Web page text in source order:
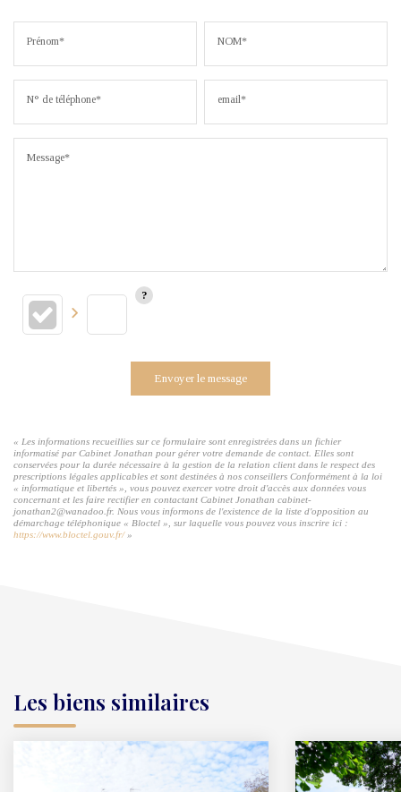
Prénom* NOM*
N° de téléphone* email*
Message*
Envoyer le message
« Les informations recueillies sur ce formulaire sont enregistrées dans un fichier
informatisé par Cabinet Jonathan pour gérer votre demande de contact. Elles sont
conservées pour la durée nécessaire à la gestion de la relation client dans le respect des
prescriptions légales applicables et sont destinées à nos conseillers Conformément à la loi
« informatique et libertés », vous pouvez exercer votre droit d'accès aux données vous
concernant et les faire rectifier en contactant Cabinet Jonathan cabinet-
jonathan2@wanadoo.fr. Nous vous informons de l'existence de la liste d'opposition au
démarchage téléphonique « Bloctel », sur laquelle vous pouvez vous inscrire ici :
https://www.bloctel.gouv.fr/»
Les biens similaires